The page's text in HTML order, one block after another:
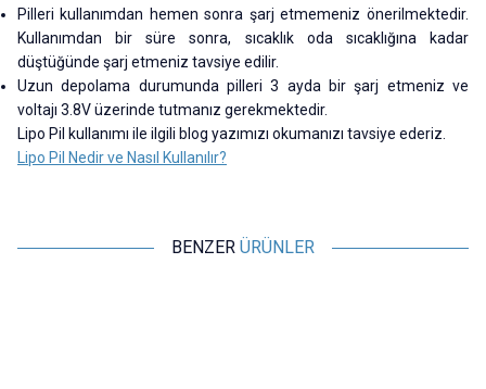
Pilleri kullanımdan hemen sonra şarj etmemeniz önerilmektedir.
Kullanımdan bir süre sonra, sıcaklık oda sıcaklığına kadar
düştüğünde şarj etmeniz tavsiye edilir.
Uzun depolama durumunda pilleri 3 ayda bir şarj etmeniz ve
voltajı 3.8V üzerinde tutmanız gerekmektedir.
Lipo Pil kullanımı ile ilgili blog yazımızı okumanızı tavsiye ederiz.
Lipo Pil Nedir ve Nasıl Kullanılır?
BENZER ÜRÜNLER